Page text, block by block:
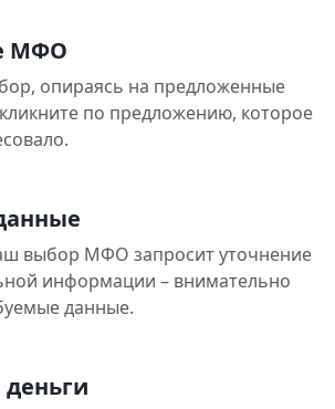
МФО
опираясь на предложенные
по предложению, которое
выбор МФО запросит уточнение
информации – внимательно
данные.